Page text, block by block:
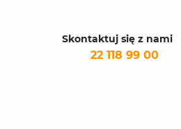
Skontaktuj się z nami
22 118 99 00